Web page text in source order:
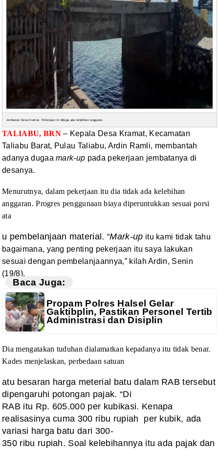
Jembatan Desa Kramat. Pekerjaan ini diduga ada kelebihan anggaran.
TALIABU, BRN– Kepala Desa Kramat, Kecamatan
Taliabu Barat, Pulau Taliabu, Ardin Ramli, membantah
adanya dugaamark-up pada pekerjaan jembatanya di
desanya.
Menurutnya, dalam pekerjaan itu dia tidak ada kelebihan
anggaran. Progres penggunaan biaya diperuntukkan sesuai porsi
ata
u pembelanjaan material. “Mark-up itu kami tidak tahu
bagaimana, yang penting pekerjaan itu saya lakukan
sesuai dengan pembelanjaannya,” kilah Ardin, Senin
(19/8).
Baca Juga:
Propam Polres Halsel Gelar
Gaktibplin, Pastikan Personel Tertib
Administrasi dan Disiplin
Dia mengatakan tuduhan dialamatkan kepadanya itu tidak benar.
Kades menjelaskan, perbedaan satuan
atu besaran harga meterial batu dalam RAB tersebut
dipengaruhi potongan pajak. “Di
RAB itu Rp. 605.000 per kubikasi. Kenapa
realisasinya cuma 300 ribu rupiah
per kubik, ada
variasi harga batu dari 300-
350 ribu rupiah. Soal kelebihannya itu ada pajak dan